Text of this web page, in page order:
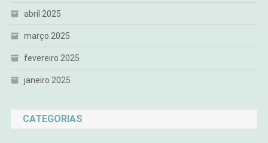
abril 2025
março 2025
fevereiro 2025
janeiro 2025
CATEGORIAS